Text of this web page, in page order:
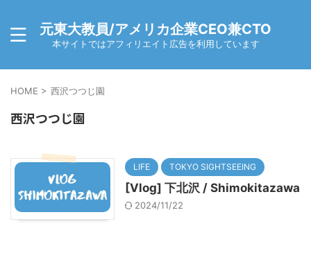
元東大教員/アメリカ企業CEO兼CTO
本サイトではアフィリエイト広告を利用しています
HOME > 西沢つつじ園
西沢つつじ園
LIFE TOKYO SIGHTSEEING
[Vlog] 下北沢 / Shimokitazawa
2024/11/22